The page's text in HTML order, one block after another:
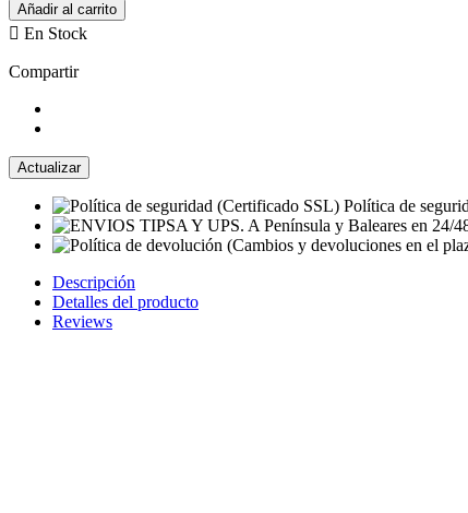
Añadir al carrito
 En Stock
Compartir
Política de
Descripción
Detalles del producto
Reviews